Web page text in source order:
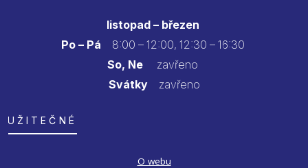
listopad – březen
Po – Pá 8:00 – 12:00, 12:30 – 16:30
So, Ne zavřeno
Svátkyzavřeno
UŽITEČNÉ
O webu